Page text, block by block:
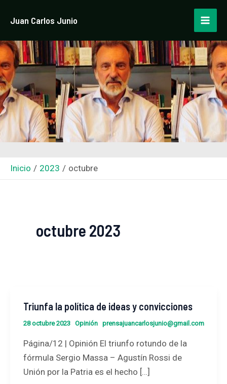
Juan Carlos Junio
Inicio 2023 octubre
octubre 2023
Triunfa la política de ideas y convicciones
28 octubre 2023 Opinión prensajuancarlosjunio@gmail.com
Página/12 | Opinión El triunfo rotundo de la
fórmula Sergio Massa – Agustín Rossi de
Unión por la Patria es el hecho […]
Triunfa
la
de
ideas
y